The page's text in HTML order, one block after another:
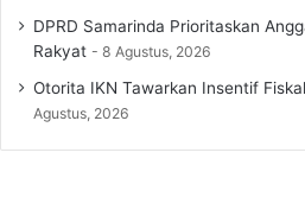
DPRD Samarinda Prioritaskan
Rakyat
8 Agustus, 2026
Otorita IKN Tawarkan Insentif
Agustus, 2026